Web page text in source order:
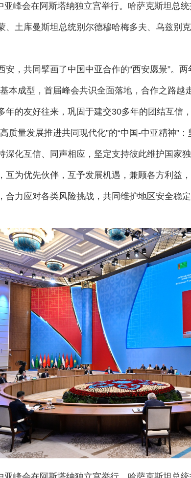
峰会在阿斯塔纳独立宫举行。哈萨克斯坦总
土库曼斯坦总统别尔德穆哈梅多夫、乌兹别
共同擘画了中国中亚合作的“西安愿景”。两
本成型，首届峰会共识全面落地，合作之路越
友好往来，巩固于建交30多年的团结互信
质量发展推进共同现代化”的“中国-中亚精神”
深化互信、同声相应，坚定支持彼此维护国家
互为优先伙伴，互予发展机遇，兼顾各方利益
力应对各类风险挑战，共同维护地区安全稳